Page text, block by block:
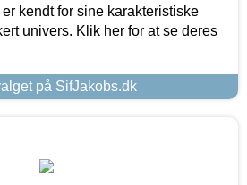
kendt for sine karakteristiske
univers. Klik her for at se deres
på SifJakobs.dk